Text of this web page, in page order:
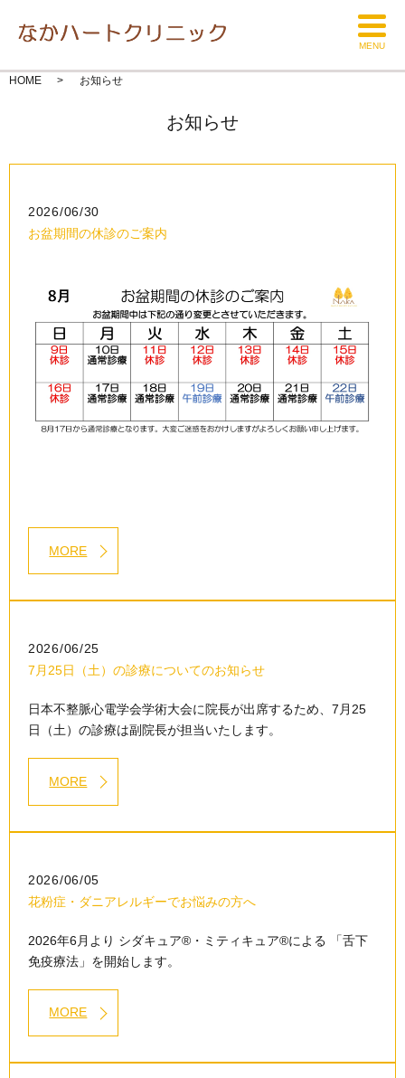
MENU
HOME お知らせ
お知らせ
2026/06/30
お盆期間の休診のご案内
MORE
2026/06/25
7月25日（土）の診療についてのお知らせ
日本不整脈心電学会学術大会に院長が出席するため、7月25
日（土）の診療は副院長が担当いたします。
MORE
2026/06/05
花粉症・ダニアレルギーでお悩みの方へ
2026年6月より シダキュア®・ミティキュア®による 「舌下
免疫療法」を開始します。
MORE